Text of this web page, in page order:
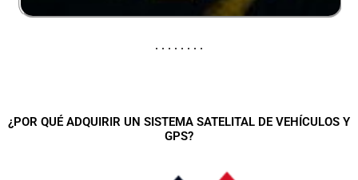
¿POR QUÉ ADQUIRIR UN SISTEMA SATELITAL DE VEHÍCULOS Y
GPS?